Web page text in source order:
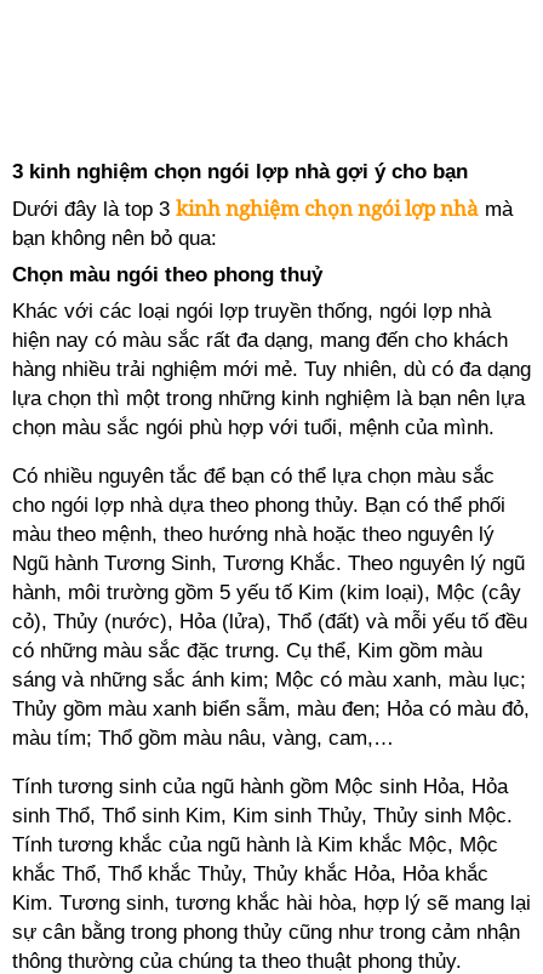
3 kinh nghiệm chọn ngói lợp nhà gợi ý cho bạn
Dưới đây là top 3 kinh nghiệm chọn ngói lợp nhà mà
bạn không nên bỏ qua:
Chọn màu ngói theo phong thuỷ
Khác với các loại ngói lợp truyền thống, ngói lợp nhà
hiện nay có màu sắc rất đa dạng, mang đến cho khách
hàng nhiều trải nghiệm mới mẻ. Tuy nhiên, dù có đa dạng
lựa chọn thì một trong những kinh nghiệm là bạn nên lựa
chọn màu sắc ngói phù hợp với tuổi, mệnh của mình.
Có nhiều nguyên tắc để bạn có thể lựa chọn màu sắc
cho ngói lợp nhà dựa theo phong thủy. Bạn có thể phối
màu theo mệnh, theo hướng nhà hoặc theo nguyên lý
Ngũ hành Tương Sinh, Tương Khắc. Theo nguyên lý ngũ
hành, môi trường gồm 5 yếu tố Kim (kim loại), Mộc (cây
cỏ), Thủy (nước), Hỏa (lửa), Thổ (đất) và mỗi yếu tố đều
có những màu sắc đặc trưng. Cụ thể, Kim gồm màu
sáng và những sắc ánh kim; Mộc có màu xanh, màu lục;
Thủy gồm màu xanh biển sẫm, màu đen; Hỏa có màu đỏ,
màu tím; Thổ gồm màu nâu, vàng, cam,…
Tính tương sinh của ngũ hành gồm Mộc sinh Hỏa, Hỏa
sinh Thổ, Thổ sinh Kim, Kim sinh Thủy, Thủy sinh Mộc.
Tính tương khắc của ngũ hành là Kim khắc Mộc, Mộc
khắc Thổ, Thổ khắc Thủy, Thủy khắc Hỏa, Hỏa khắc
Kim. Tương sinh, tương khắc hài hòa, hợp lý sẽ mang lại
sự cân bằng trong phong thủy cũng như trong cảm nhận
thông thường của chúng ta theo thuật phong thủy.